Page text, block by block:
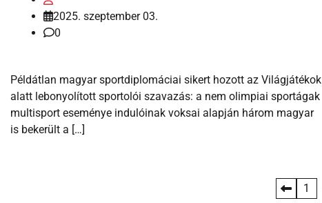
2025. szeptember 03.
0
Példátlan magyar sportdiplomáciai sikert hozott az Világjátékok
alatt lebonyolított sportolói szavazás: a nem olimpiai sportágak
multisport eseménye indulóinak voksai alapján három magyar
is bekerült a […]
1